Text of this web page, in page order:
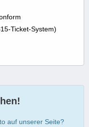
Ticket-System)
auf unserer Seite?